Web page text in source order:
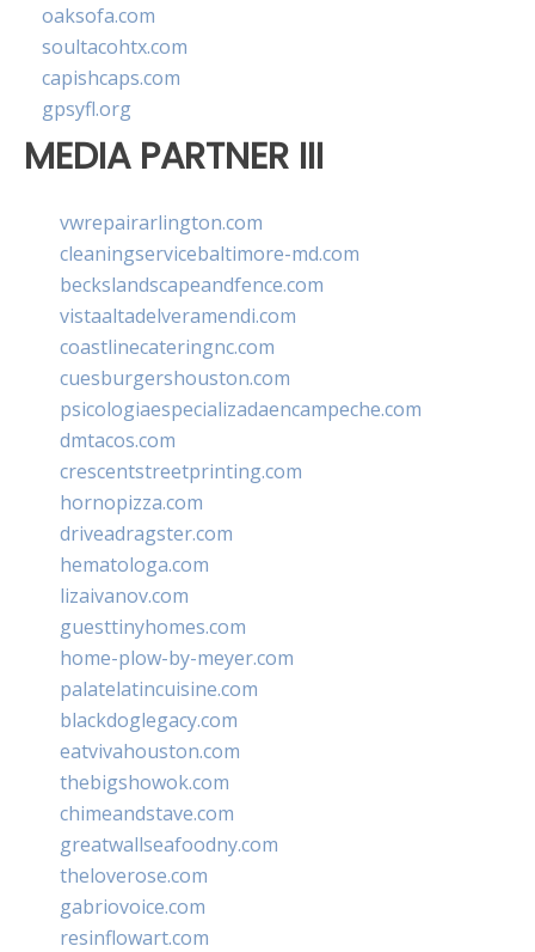
oaksofa.com
soultacohtx.com
capishcaps.com
gpsyfl.org
MEDIA PARTNER III
vwrepairarlington.com
cleaningservicebaltimore-md.com
beckslandscapeandfence.com
vistaaltadelveramendi.com
coastlinecateringnc.com
cuesburgershouston.com
psicologiaespecializadaencampeche.com
dmtacos.com
crescentstreetprinting.com
hornopizza.com
driveadragster.com
hematologa.com
lizaivanov.com
guesttinyhomes.com
home-plow-by-meyer.com
palatelatincuisine.com
blackdoglegacy.com
eatvivahouston.com
thebigshowok.com
chimeandstave.com
greatwallseafoodny.com
theloverose.com
gabriovoice.com
resinflowart.com